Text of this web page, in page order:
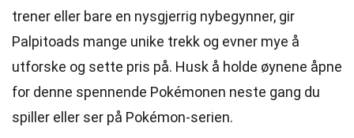
trener eller bare en nysgjerrig nybegynner, gir
Palpitoads mange unike trekk og evner mye å
utforske og sette pris på. Husk å holde øynene åpne
for denne spennende Pokémonen neste gang du
spiller eller ser på Pokémon-serien.